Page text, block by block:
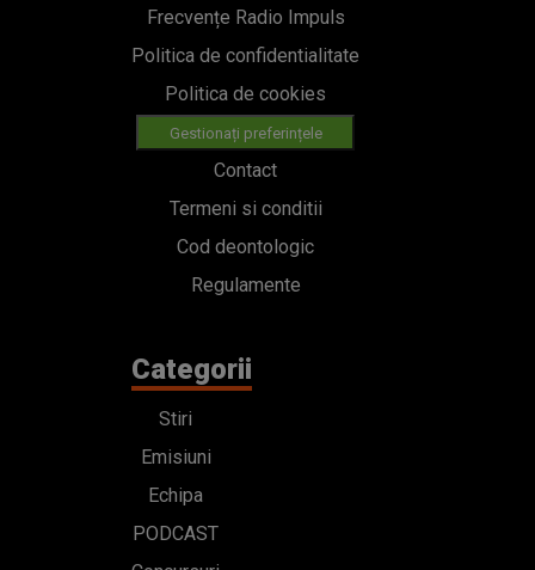
Frecvențe Radio Impuls
Politica de confidentialitate
Politica de cookies
Gestionați preferințele
Contact
Termeni si conditii
Cod deontologic
Regulamente
Categorii
Stiri
Emisiuni
Echipa
PODCAST